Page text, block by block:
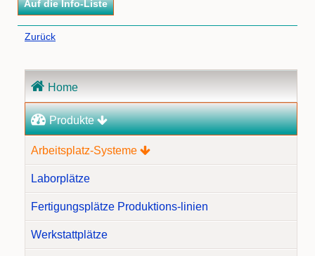
Zurück
überspringen
Home
Produkte
Arbeitsplatz-Systeme
Laborplätze
Fertigungsplätze Produktions-linien
Werkstattplätze